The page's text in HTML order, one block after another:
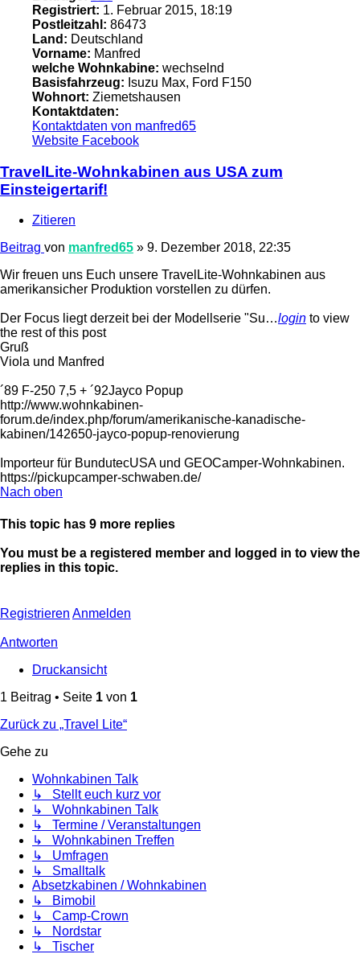
Registriert: 1. Februar 2015, 18:19
Postleitzahl: 86473
Land: Deutschland
Vorname: Manfred
welche Wohnkabine: wechselnd
Basisfahrzeug: Isuzu Max, Ford F150
Wohnort: Ziemetshausen
Kontaktdaten:
Kontaktdaten von manfred65
Website Facebook
TravelLite-Wohnkabinen aus USA zum
Einsteigertarif!
Zitieren
Beitrag von manfred65 » 9. Dezember 2018, 22:35
Wir freuen uns Euch unsere TravelLite-Wohnkabinen aus
amerikansicher Produktion vorstellen zu dürfen.
Der Focus liegt derzeit bei der Modellserie "Su…login to view
the rest of this post
Gruß
Viola und Manfred
´89 F-250 7,5 + ´92Jayco Popup
http://www.wohnkabinen-
forum.de/index.php/forum/amerikanische-kanadische-
kabinen/142650-jayco-popup-renovierung
Importeur für BundutecUSA und GEOCamper-Wohnkabinen.
https://pickupcamper-schwaben.de/
Nach oben
This topic has 9 more replies
You must be a registered member and logged in to view the
replies in this topic.
Registrieren Anmelden
Antworten
Druckansicht
1 Beitrag • Seite 1 von 1
Zurück zu „Travel Lite“
Gehe zu
Wohnkabinen Talk
↳ Stellt euch kurz vor
↳ Wohnkabinen Talk
↳ Termine / Veranstaltungen
↳ Wohnkabinen Treffen
↳ Umfragen
↳ Smalltalk
Absetzkabinen / Wohnkabinen
↳ Bimobil
↳ Camp-Crown
↳ Nordstar
↳ Tischer